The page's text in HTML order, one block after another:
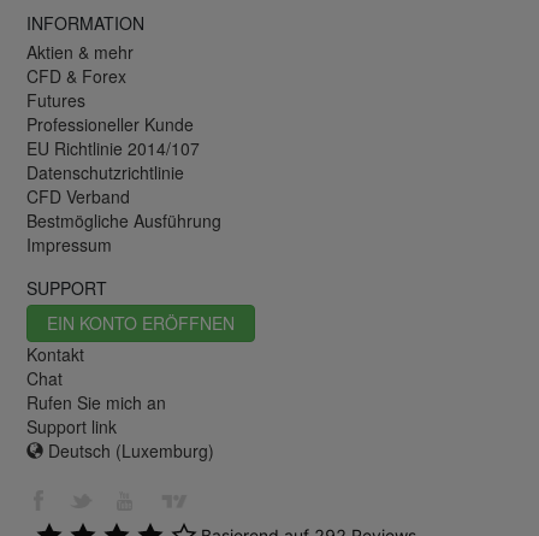
INFORMATION
Aktien & mehr
CFD & Forex
Futures
Professioneller Kunde
EU Richtlinie 2014/107
Datenschutzrichtlinie
CFD Verband
Bestmögliche Ausführung
Impressum
SUPPORT
EIN KONTO ERÖFFNEN
Kontakt
Chat
Rufen Sie mich an
Support link
Deutsch (Luxemburg)